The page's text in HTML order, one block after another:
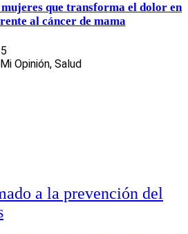
que transforma el dolor en
al cáncer de mama
Mi Opinión, Salud
a la prevención del